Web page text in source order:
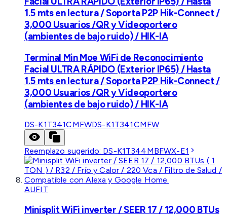
1.5 mts en lectura / Soporta P2P Hik-Connect /
3,000 Usuarios /QR y Videoportero
(ambientes de bajo ruido) / HIK-IA
Terminal Min Moe WiFi de Reconocimiento
Facial ULTRA RÁPIDO (Exterior IP65) / Hasta
1.5 mts en lectura / Soporta P2P Hik-Connect /
3,000 Usuarios /QR y Videoportero
(ambientes de bajo ruido) / HIK-IA
DS-K1T341CMFWDS-K1T341CMFW
Reemplazo sugerido: DS-K1T344MBFWX-E1
AUFIT
Minisplit WiFi inverter / SEER 17 / 12,000 BTUs